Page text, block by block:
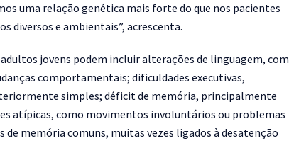
uma relação genética mais forte do que nos pacientes
diversos e ambientais”, acrescenta.
jovens podem incluir alterações de linguagem, com
comportamentais; dificuldades executivas,
simples; déficit de memória, principalmente
atípicas, como movimentos involuntários ou problemas
memória comuns, muitas vezes ligados à desatenção